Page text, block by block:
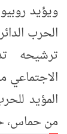
ويؤيد
الحرب
ترشيحه
المؤيد
من حماس،